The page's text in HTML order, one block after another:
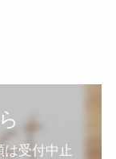
受付中止